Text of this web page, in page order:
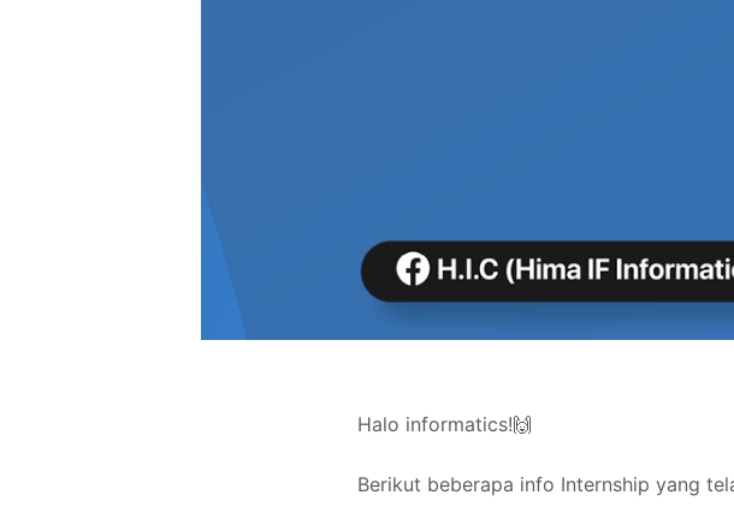
Halo informatics!🙌
Berikut beberapa info Internship yang